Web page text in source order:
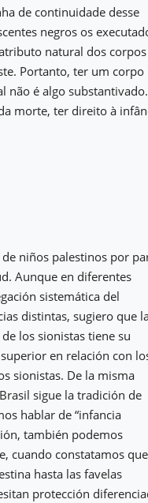
de continuidade desse
negros os
natural dos corpos
Portanto, ter um corpo
não é algo substantivado.
morte, ter direito à
niños palestinos por
Aunque en diferentes
sistemática del
distintas, sugiero que
los sionistas tiene su
en relación con
sionistas. De la misma
sigue la tradición de
hablar de “infancia
también podemos
cuando constatamos que
hasta las favelas
protección